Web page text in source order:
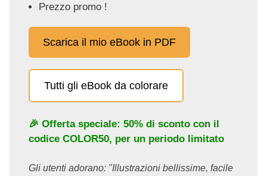
Prezzo promo !
Scarica il mio eBook in PDF
Tutti gli eBook da colorare
🎉 Offerta speciale: 50% di sconto con il
codice COLOR50, per un periodo limitato
Gli utenti adorano: "Illustrazioni bellissime, facile